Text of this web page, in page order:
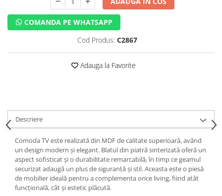
COMANDA PE WHATSAPP
Cod Produs: C2867
Adauga la Favorite
Descriere
Comoda TV este realizată din MDF de calitate superioară, având
un design modern și elegant. Blatul din piatră sinterizată oferă un
aspect sofisticat și o durabilitate remarcabilă, în timp ce geamul
securizat adaugă un plus de siguranță și stil. Aceasta este o piesă
de mobilier ideală pentru a complementa orice living, fiind atât
funcțională, cât și estetic plăcută.